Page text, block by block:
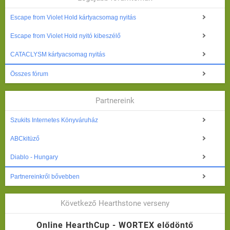
Escape from Violet Hold kártyacsomag nyitás
Escape from Violet Hold nyitó kibeszélő
CATACLYSM kártyacsomag nyitás
Összes fórum
Partnereink
Szukits Internetes Könyváruház
ABCkitüző
Diablo - Hungary
Partnereinkről bővebben
Következő Hearthstone verseny
Online HearthCup - WORTEX elődöntő